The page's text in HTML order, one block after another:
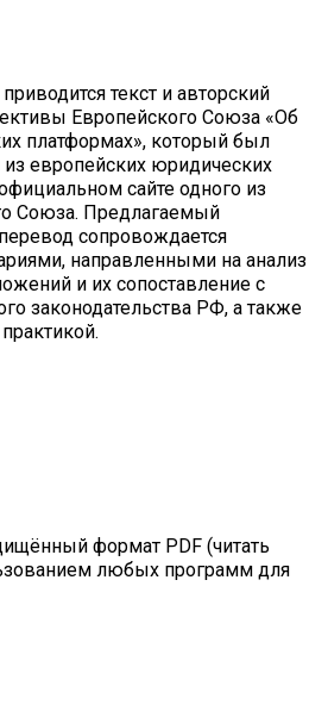
текст и авторский
Европейского Союза «Об
платформах», который был
европейских юридических
сайте одного из
Союза. Предлагаемый
сопровождается
направленными на анализ
и их сопоставление с
законодательства РФ, а также
формат PDF (читать
любых программ для